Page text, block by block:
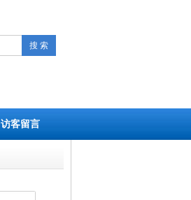
搜 索
访客留言